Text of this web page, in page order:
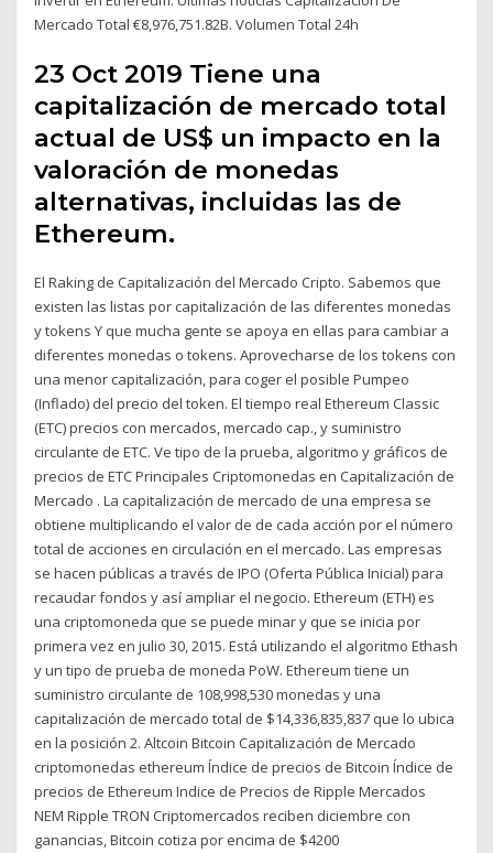
Mercado Total €8,976,751.82B. Volumen Total 24h
23 Oct 2019 Tiene una
capitalización de mercado total
actual de US$ un impacto en la
valoración de monedas
alternativas, incluidas las de
Ethereum.
El Raking de Capitalización del Mercado Cripto. Sabemos que
existen las listas por capitalización de las diferentes monedas
y tokens Y que mucha gente se apoya en ellas para cambiar a
diferentes monedas o tokens. Aprovecharse de los tokens con
una menor capitalización, para coger el posible Pumpeo
(Inflado) del precio del token. El tiempo real Ethereum Classic
(ETC) precios con mercados, mercado cap., y suministro
circulante de ETC. Ve tipo de la prueba, algoritmo y gráficos de
precios de ETC Principales Criptomonedas en Capitalización de
Mercado . La capitalización de mercado de una empresa se
obtiene multiplicando el valor de de cada acción por el número
total de acciones en circulación en el mercado. Las empresas
se hacen públicas a través de IPO (Oferta Pública Inicial) para
recaudar fondos y así ampliar el negocio. Ethereum (ETH) es
una criptomoneda que se puede minar y que se inicia por
primera vez en julio 30, 2015. Está utilizando el algoritmo Ethash
y un tipo de prueba de moneda PoW. Ethereum tiene un
suministro circulante de 108,998,530 monedas y una
capitalización de mercado total de $14,336,835,837 que lo ubica
en la posición 2. Altcoin Bitcoin Capitalización de Mercado
criptomonedas ethereum Índice de precios de Bitcoin Índice de
precios de Ethereum Indice de Precios de Ripple Mercados
NEM Ripple TRON Criptomercados reciben diciembre con
ganancias, Bitcoin cotiza por encima de $4200